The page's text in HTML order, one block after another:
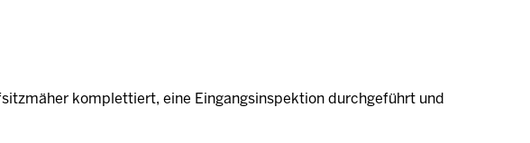
komplettiert, eine Eingangsinspektion durchgeführt und